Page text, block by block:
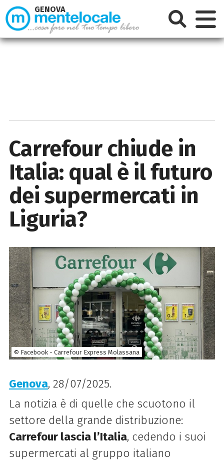
Carrefour chiude in
Italia: qual è il futuro
dei supermercati in
Liguria?
© Facebook - Carrefour Express Molassana
Genova, 28/07/2025.
La notizia è di quelle che scuotono il
settore della grande distribuzione:
Carrefour lascia l’Italia, cedendo i suoi
supermercati al gruppo italiano
GENOVA